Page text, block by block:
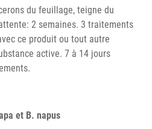
du feuillage, teigne du
2 semaines. 3 traitements
ce produit ou tout autre
active. 7 à 14 jours
et B. napus